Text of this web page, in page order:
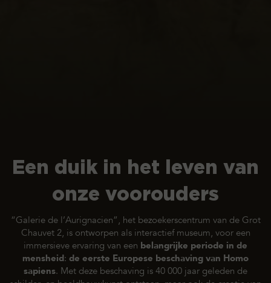
Een duik in het leven van
onze voorouders
“Galerie de l’Aurignacien”, het bezoekerscentrum van de Grot
Chauvet 2, is ontworpen als interactief museum, voor een
immersieve ervaring van een belangrijke periode in de
mensheid: de eerste Europese beschaving van Homo
sapiens. Met deze beschaving is 40 000 jaar geleden de